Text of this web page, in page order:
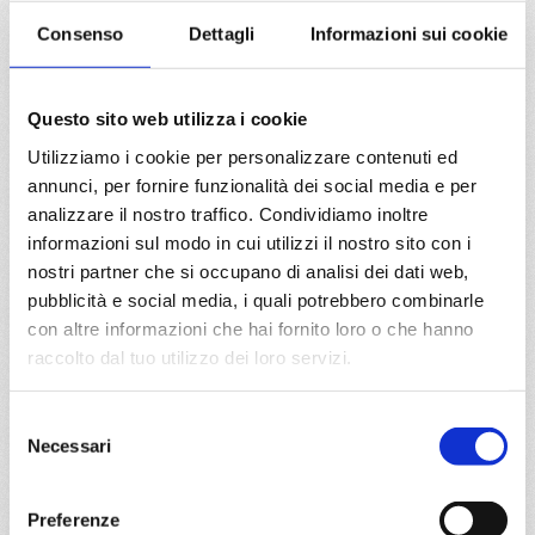
Consenso Dettagli Informazioni sui cookie
Questo sito web utilizza i cookie
Utilizziamo i cookie per personalizzare contenuti ed
annunci, per fornire funzionalità dei social media e per
analizzare il nostro traffico. Condividiamo inoltre
informazioni sul modo in cui utilizzi il nostro sito con i
nostri partner che si occupano di analisi dei dati web,
pubblicità e social media, i quali potrebbero combinarle
con altre informazioni che hai fornito loro o che hanno
raccolto dal tuo utilizzo dei loro servizi.
delNecessari
Preferenze
daNapoli conMSC Euribia
Genova, Napoli, Provence(marseilles)
03/11/2026
€ 783
10/11/2026
€ 783
17/11/2026
€ 683
24/11/2026
€ 583